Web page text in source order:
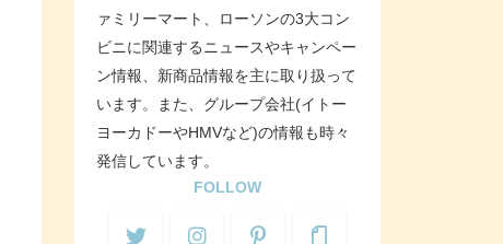
ァミリーマート、ローソンの3大コン
ビニに関連するニュースやキャンペー
ン情報、新商品情報を主に取り扱って
います。また、グループ会社(イトー
ヨーカドーやHMVなど)の情報も時々
発信しています。
FOLLOW